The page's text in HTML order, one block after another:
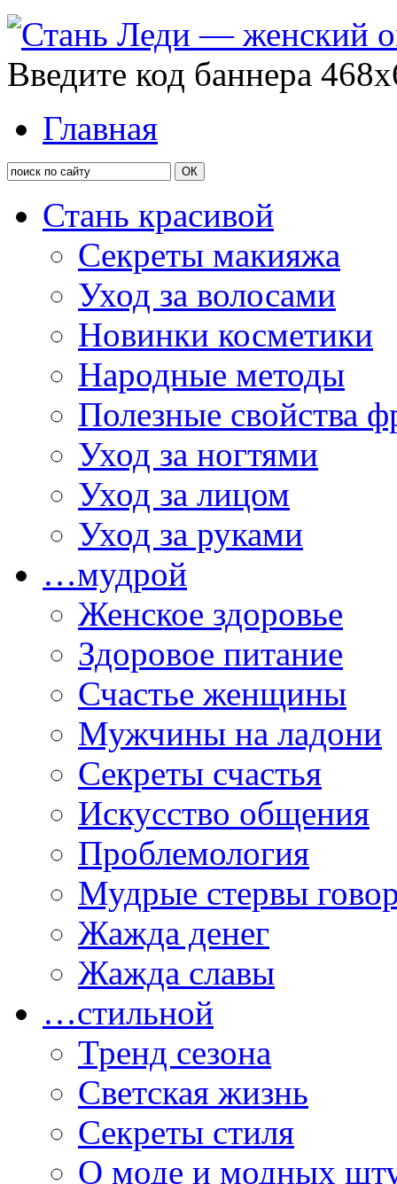
Введите код баннера
Главная
Стань красивой
Секреты макияжа
Уход за волосами
Новинки косметики
Народные методы
Полезные свойства
Уход за ногтями
Уход за лицом
Уход за руками
…мудрой
Женское здоровье
Здоровое питание
Счастье женщины
Мужчины на ладони
Секреты счастья
Искусство общения
Проблемология
Мудрые стервы
Жажда денег
Жажда славы
…стильной
Тренд сезона
Светская жизнь
Секреты стиля
О моде и модных